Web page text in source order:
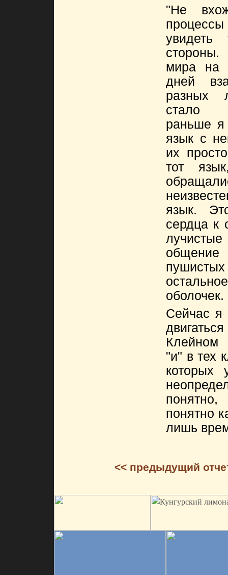
"Не
мира на
дней
разных
стало
раньше
язык с
их
тот
язык.
сердца к
оболочек.
Сейчас я
Клейном
"и" в тех
которых
понятно
лишь
<< предыдущий